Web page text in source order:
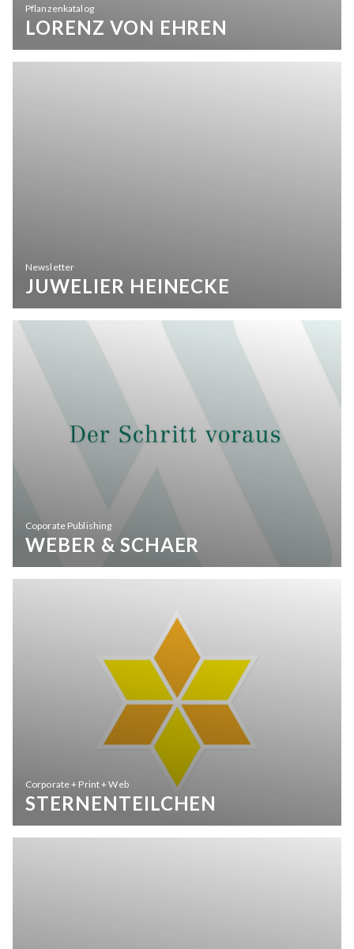
Pflanzenkatalog
LORENZ VON EHREN
Newsletter
JUWELIER HEINECKE
Coporate Publishing
WEBER & SCHAER
Corporate + Print + Web
STERNENTEILCHEN